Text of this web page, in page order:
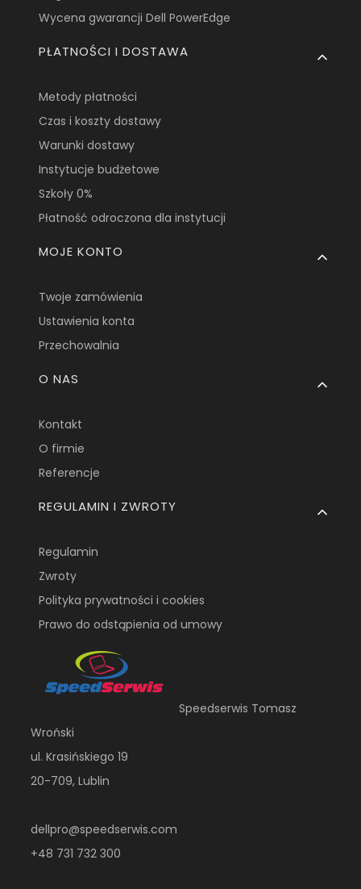
Wycena gwarancji Dell PowerEdge
PŁATNOŚCI I DOSTAWA
Metody płatności
Czas i koszty dostawy
Warunki dostawy
Instytucje budżetowe
Szkoły 0%
Płatność odroczona dla instytucji
MOJE KONTO
Twoje zamówienia
Ustawienia konta
Przechowalnia
O NAS
Kontakt
O firmie
Referencje
REGULAMIN I ZWROTY
Regulamin
Zwroty
Polityka prywatności i cookies
Prawo do odstąpienia od umowy
Speedserwis Tomasz
Wroński
ul. Krasińskiego 19
20-709, Lublin
dellpro@speedserwis.com
+48 731 732 300